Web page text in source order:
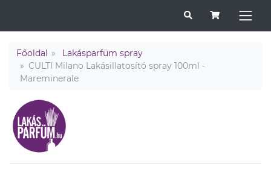
Főoldal
Lakásparfüm spray
CULTI Milano Lakásillatosító spray 100ml -
Mareminerale